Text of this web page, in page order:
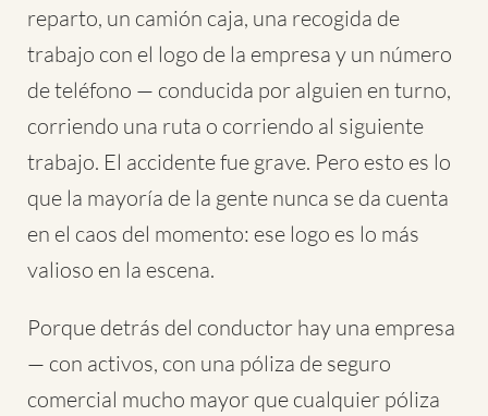
reparto, un camión caja, una recogida de
trabajo con el logo de la empresa y un número
de teléfono — conducida por alguien en turno,
corriendo una ruta o corriendo al siguiente
trabajo. El accidente fue grave. Pero esto es lo
que la mayoría de la gente nunca se da cuenta
en el caos del momento: ese logo es lo más
valioso en la escena.
Porque detrás del conductor hay una empresa
— con activos, con una póliza de seguro
comercial mucho mayor que cualquier póliza